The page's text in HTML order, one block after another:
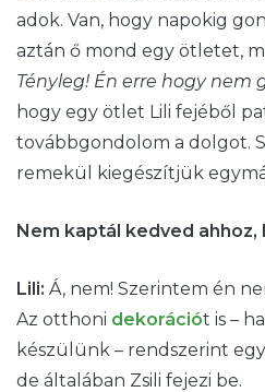
adok. Van, hogy napokig
aztán ő mond egy ötletet,
Tényleg! Én erre hogy nem
hogy egy ötlet Lili fejéből
továbbgondolom a dolgot.
remekül kiegészítjük
Nem kaptál kedved ahhoz,
Lili: Á, nem! Szerintem én
Az otthoni dekorációt is –
készülünk – rendszerint
de általában Zsili fejezi be.